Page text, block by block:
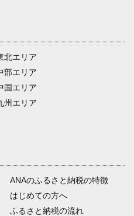
北エリア
部エリア
国エリア
州エリア
ANAのふるさと納税の特徴
はじめての方へ
ふるさと納税の流れ